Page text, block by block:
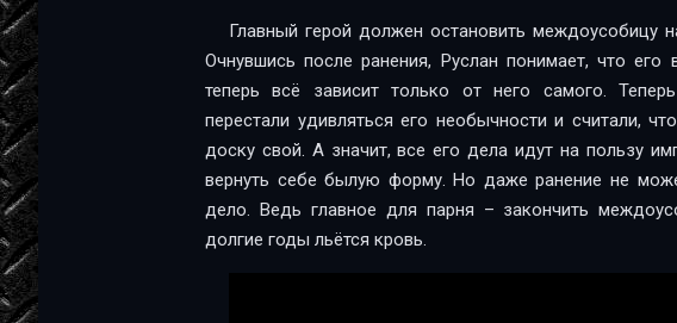
Главный герой должен остановить междоусобицу
Очнувшись после ранения, Руслан понимает, что
теперь всё зависит только от него самого.
перестали удивляться его необычности и считали,
доску свой. А значит, все его дела идут на пользу
вернуть себе былую форму. Но даже ранение не
дело. Ведь главное для парня – закончить
долгие годы льётся кровь.